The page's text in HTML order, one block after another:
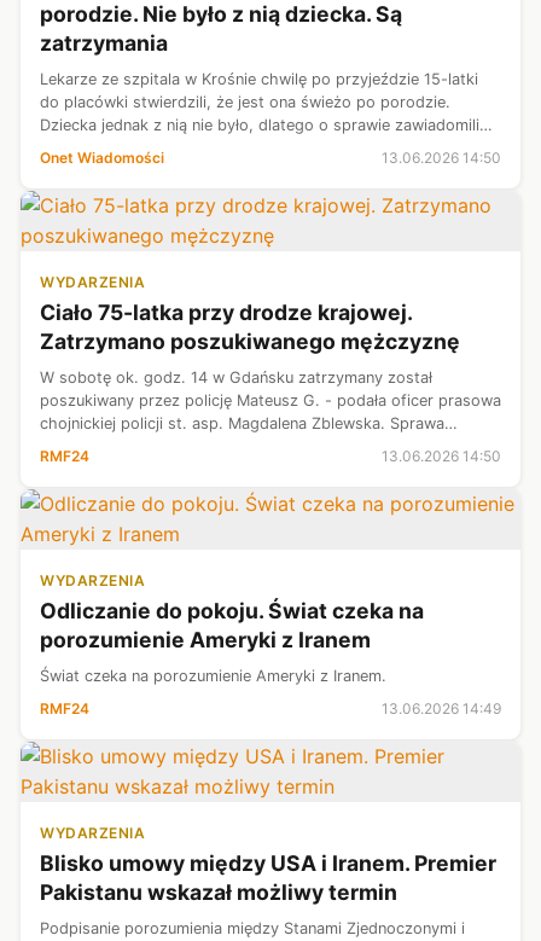
porodzie. Nie było z nią dziecka. Są
zatrzymania
Lekarze ze szpitala w Krośnie chwilę po przyjeździe 15-latki
do placówki stwierdzili, że jest ona świeżo po porodzie.
Dziecka jednak z nią nie było, dlatego o sprawie zawiadomili
policję. Do tej pory zatrzymano trzy osoby.
Onet Wiadomości 13.06.2026 14:50
WYDARZENIA
Ciało 75-latka przy drodze krajowej.
Zatrzymano poszukiwanego mężczyznę
W sobotę ok. godz. 14 w Gdańsku zatrzymany został
poszukiwany przez policję Mateusz G. - podała oficer prasowa
chojnickiej policji st. asp. Magdalena Zblewska. Sprawa
dotyczy śmierci 75-letniego mężczyzny, którego ciało
RMF24 13.06.2026 14:50
WYDARZENIA
Odliczanie do pokoju. Świat czeka na
porozumienie Ameryki z Iranem
Świat czeka na porozumienie Ameryki z Iranem.
RMF24
13.06.2026 14:49
WYDARZENIA
Blisko umowy między USA i Iranem. Premier
Pakistanu wskazał możliwy termin
Podpisanie porozumienia między Stanami Zjednoczonymi i